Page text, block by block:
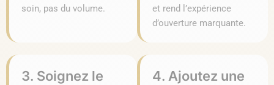
soin, pas du volume.
et rend l’expérience
d’ouverture marquante.
3. Soignez le
4. Ajoutez une